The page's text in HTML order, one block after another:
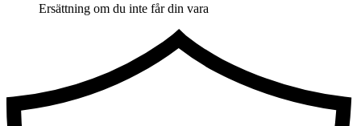
Ersättning om du inte får din vara